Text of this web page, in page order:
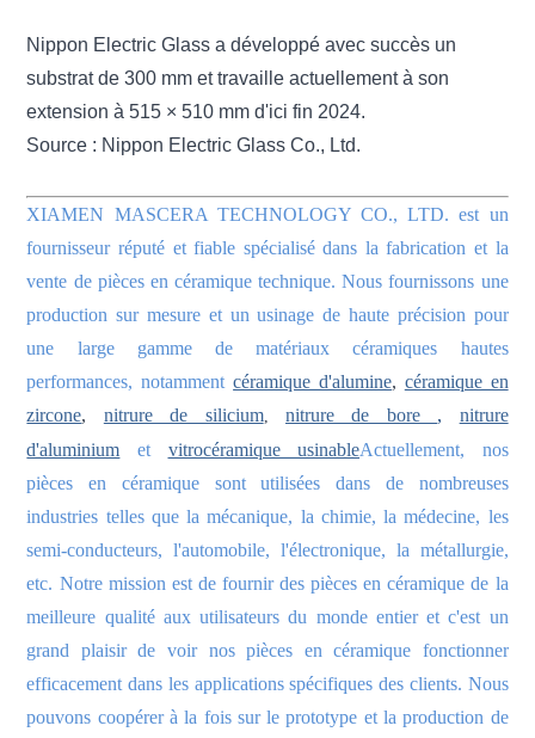
Nippon Electric Glass a développé avec succès un
substrat de 300 mm et travaille actuellement à son
extension à 515 × 510 mm d'ici fin 2024.
Source : Nippon Electric Glass Co., Ltd.
XIAMEN MASCERA TECHNOLOGY CO., LTD. est un
fournisseur réputé et fiable spécialisé dans la fabrication et la
vente de pièces en céramique technique. Nous fournissons une
production sur mesure et un usinage de haute précision pour
une large gamme de matériaux céramiques hautes
performances, notammentcéramique d'alumine, céramique en
zircone, nitrure de silicium,nitrure de bore ,
nitrure
d'aluminium
et vitrocéramique usinableActuellement, nos
pièces en céramique sont utilisées dans de nombreuses
industries telles que la mécanique, la chimie, la médecine, les
semi-conducteurs, l'automobile, l'électronique, la métallurgie,
etc. Notre mission est de fournir des pièces en céramique de la
meilleure qualité aux utilisateurs du monde entier et c'est un
grand plaisir de voir nos pièces en céramique fonctionner
efficacement dans les applications spécifiques des clients. Nous
pouvons coopérer à la fois sur le prototype et la production de